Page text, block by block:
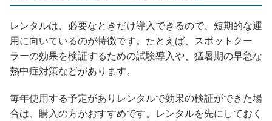
レンタルは、必要なときだけ導入できるので、短期的な運
用に向いているのが特徴です。たとえば、スポットクー
ラーの効果を検証するための試験導入や、猛暑期の早急な
熱中症対策などがあります。
毎年使用する予定がありレンタルで効果の検証ができた場
合は、購入の方がおすすめです。レンタルを先にしておく